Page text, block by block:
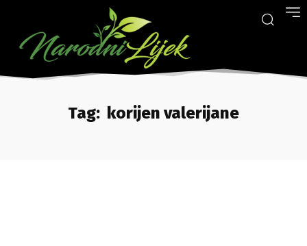
Tag: korijen valerijane